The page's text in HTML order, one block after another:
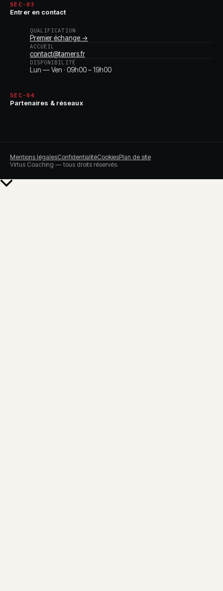
SEC-03
Entrer en contact
QUALIFICATION
Premier échange →
ACCUEIL
contact@tamers.fr
DISPONIBILITÉ
Lun — Ven · 09h00 – 19h00
SEC-04
Partenaires & réseaux
Mentions légalesConfidentialitéCookiesPlan de site
Virtus Coaching — tous droits réservés.